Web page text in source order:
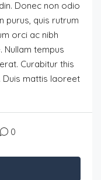
Donec non odio
purus, quis rutrum
orci ac nibh
tempus
Curabitur this
Duis mattis laoreet
0